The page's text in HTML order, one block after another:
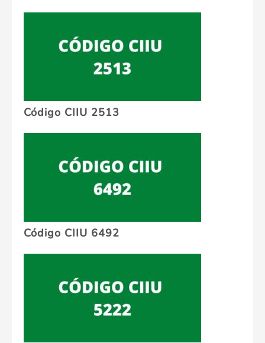
Código CIIU 2513
Código CIIU 6492